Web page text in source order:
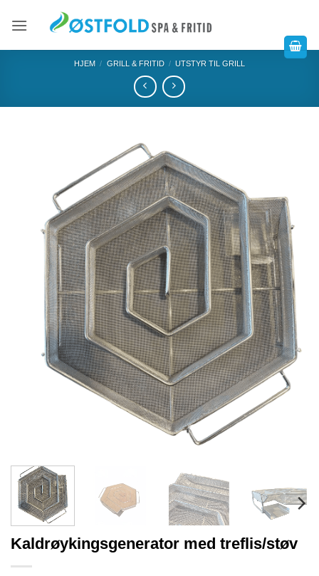
HJEM / GRILL & FRITID / UTSTYR TIL GRILL
Kaldrøykingsgenerator med treflis/støv